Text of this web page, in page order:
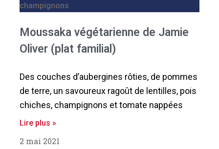
champignons
Moussaka végétarienne de Jamie
Oliver (plat familial)
Des couches d’aubergines rôties, de pommes
de terre, un savoureux ragoût de lentilles, pois
chiches, champignons et tomate nappées
Lire plus »
2 mai 2021